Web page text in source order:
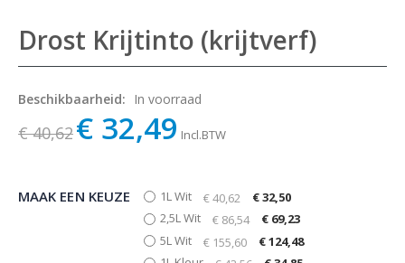
Drost Krijtinto (krijtverf)
Beschikbaarheid: In voorraad
€ 40,62€ 32,49 Incl.BTW
MAAK EEN KEUZE 1L Wit € 40,62
€ 32,50
2,5L Wit
€ 86,54
€ 69,23
5L Wit
€ 155,60
€ 124,48